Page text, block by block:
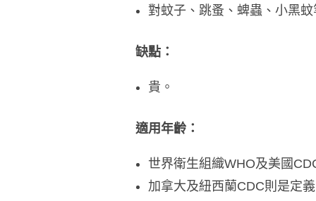
對蚊子、跳蚤、蜱蟲、小黑
缺點：
​貴。
​適用年齡：
世界衛生組織WHO及美國
加拿大及紐西蘭CDC則是定